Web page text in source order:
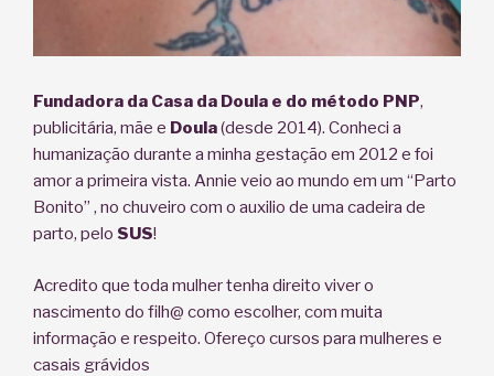
Fundadora da Casa da Doula e do método PNP,
publicitária, mãe e Doula(desde 2014). Conheci a
humanização durante a minha gestação em 2012 e foi
amor a primeira vista. Annie veio ao mundo em um “Parto
Bonito” , no chuveiro com o auxilio de uma cadeira de
parto, pelo SUS!
Acredito que toda mulher tenha direito viver o
nascimento do filh@ como escolher, com muita
informação e respeito. Ofereço cursos para mulheres e
casais grávidos